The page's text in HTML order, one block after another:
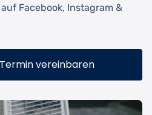
Facebook, Instagram &
vereinbaren